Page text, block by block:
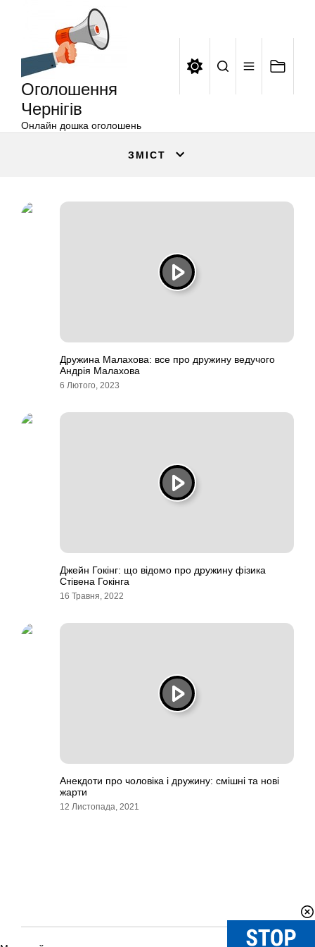
Оголошення
Чернігів
Онлайн дошка оголошень
ЗМІСТ
Дружина Малахова: все про дружину ведучого
Андрія Малахова
6 Лютого, 2023
Джейн Гокінг: що відомо про дружину фізика
Стівена Гокінга
16 Травня, 2022
Анекдоти про чоловіка і дружину: смішні та нові
жарти
12 Листопада, 2021